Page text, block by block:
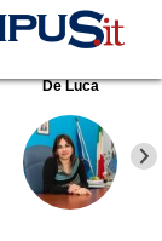
De Luca